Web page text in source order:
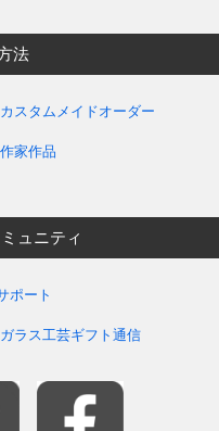
法
カスタムメイドオーダー
作家作品
ュニティ
ポート
ガラス工芸ギフト通信